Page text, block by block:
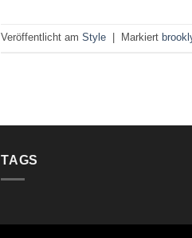
Veröffentlicht am Style Markiert
TAGS